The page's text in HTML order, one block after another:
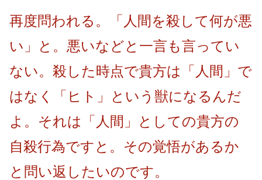
再度問われる。「人間を殺して何が悪
い」と。悪いなどと一言も言ってい
ない。殺した時点で貴方は「人間」で
はなく「ヒト」という獣になるんだ
よ。それは「人間」としての貴方の
自殺行為ですと。その覚悟があるか
と問い返したいのです。